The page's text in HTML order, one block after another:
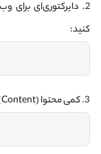
کنید:
3. کمی محتوا (Content) به index.html اضافه کنید: